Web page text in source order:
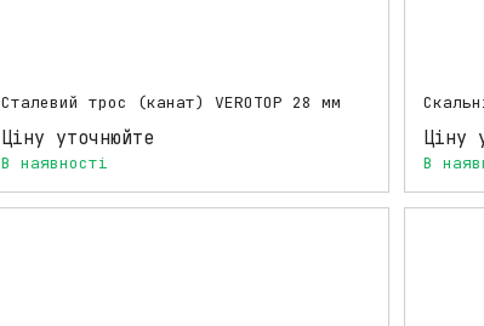
Сталевий трос (канат) VEROTOP 28 мм
Ціну уточнюйте
В наявності
Ціну
В